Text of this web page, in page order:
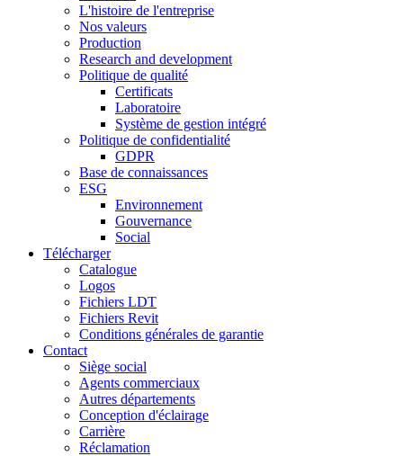
L'histoire de l'entreprise
Nos valeurs
Production
Research and development
Politique de qualité
Certificats
Laboratoire
Système de gestion intégré
Politique de confidentialité
GDPR
Base de connaissances
ESG
Environnement
Gouvernance
Social
Télécharger
Catalogue
Logos
Fichiers LDT
Fichiers Revit
Conditions générales de garantie
Contact
Siège social
Agents commerciaux
Autres départements
Conception d'éclairage
Carrière
Réclamation